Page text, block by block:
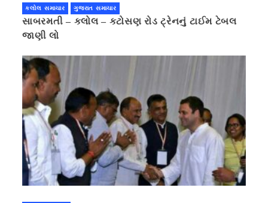
કલોલ સમાચાર ગુજરાત સમાચાર
સાબરમતી – કલોલ – કટોસણ રોડ ટ્રેનનું ટાઈમ ટેબલ
જાણી લો